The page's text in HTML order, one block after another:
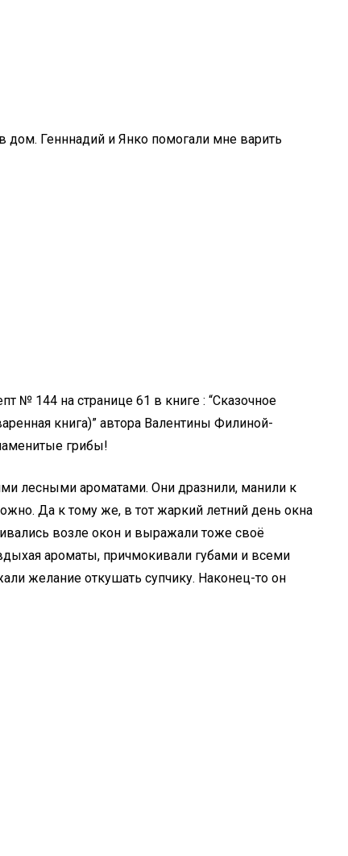
дом. Генннадий и Янко помогали мне варить
№ 144 на странице 61 в книге : “Сказочное
книга)” автора Валентины Филиной-
грибы!
лесными ароматами. Они дразнили, манили к
Да к тому же, в тот жаркий летний день окна
возле окон и выражали тоже своё
ароматы, причмокивали губами и всеми
желание откушать супчику. Наконец-то он